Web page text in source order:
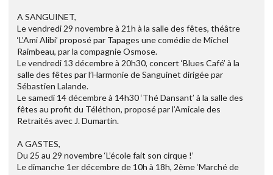
A SANGUINET,
Le vendredi 29 novembre à 21h à la salle des fêtes, théâtre
‘L’Ami Alibi’ proposé par Tapages une comédie de Michel
Raimbeau, par la compagnie Osmose.
Le vendredi 13 décembre à 20h30, concert ‘Blues Café’ à la
salle des fêtes par l’Harmonie de Sanguinet dirigée par
Sébastien Lalande.
Le samedi 14 décembre à 14h30 ‘Thé Dansant’ à la salle des
fêtes au profit du Téléthon, proposé par l’Amicale des
Retraités avec J. Dumartin.
A GASTES,
Du 25 au 29 novembre ‘L’école fait son cirque !’
Le dimanche 1er décembre de 10h à 18h, 2ème ‘Marché de